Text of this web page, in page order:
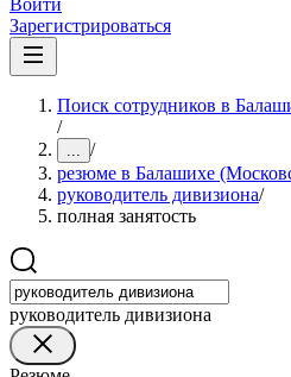
Войти
Зарегистрироваться
Поиск сотрудников в
/
... /
резюме в Балашихе
руководитель дивизиона/
полная занятость
руководитель дивизиона